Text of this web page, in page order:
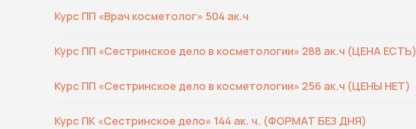
Курс ПП «Врач косметолог» 504 ак.ч
Курс ПП «Сестринское дело в косметологии» 288 ак.ч (ЦЕНА ЕСТЬ)
Курс ПП «Сестринское дело в косметологии» 256 ак.ч (ЦЕНЫ НЕТ)
Курс ПК «Сестринское дело» 144 ак. ч. (ФОРМАТ БЕЗ ДНЯ)